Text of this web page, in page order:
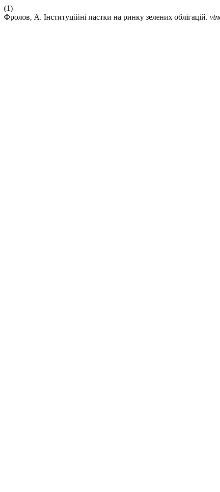
(1)
Фролов, А. Інституційні пастки на ринку зелених облігацій.